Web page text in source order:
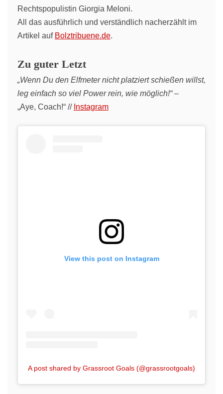
Rechtspopulistin Giorgia Meloni.
All das ausführlich und verständlich nacherzählt im
Artikel auf Bolztribuene.de.
Zu guter Letzt
„Wenn Du den Elfmeter nicht platziert schießen willst,
leg einfach so viel Power rein, wie möglich!“–
„Aye, Coach!“ // Instagram
View this post on Instagram
A post shared by Grassroot Goals (@grassrootgoals)